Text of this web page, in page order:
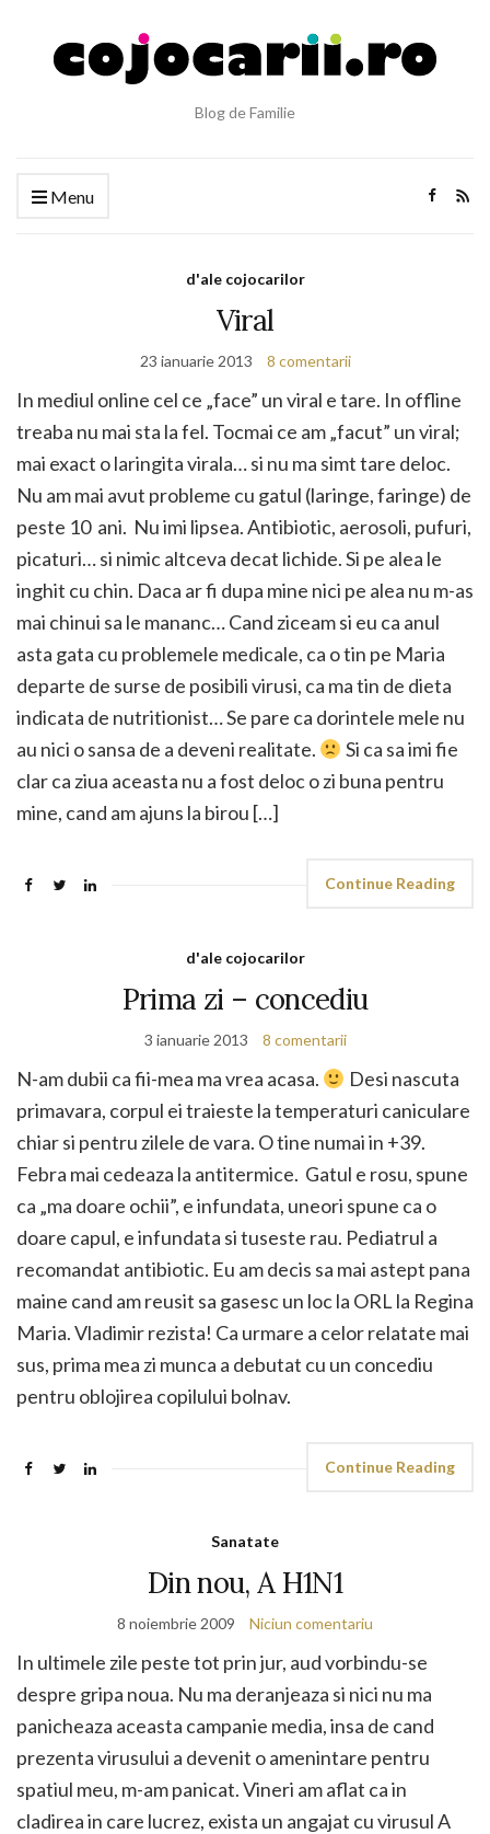
Blog de Familie
Menu
d'ale cojocarilor
Viral
23 ianuarie 2013 8 comentarii
In mediul online cel ce „face” un viral e tare. In offline
treaba nu mai sta la fel. Tocmai ce am „facut” un viral;
mai exact o laringita virala… si nu ma simt tare deloc.
Nu am mai avut probleme cu gatul (laringe, faringe) de
peste 10 ani. Nu imi lipsea. Antibiotic, aerosoli, pufuri,
picaturi… si nimic altceva decat lichide. Si pe alea le
inghit cu chin. Daca ar fi dupa mine nici pe alea nu m-as
mai chinui sa le mananc… Cand ziceam si eu ca anul
asta gata cu problemele medicale, ca o tin pe Maria
departe de surse de posibili virusi, ca ma tin de dieta
indicata de nutritionist… Se pare ca dorintele mele nu
au nici o sansa de a deveni realitate.
Si ca sa imi fie
clar ca ziua aceasta nu a fost deloc o zi buna pentru
mine, cand am ajuns la birou […]
Continue Reading
d'ale cojocarilor
Prima zi – concediu
3 ianuarie 2013 8 comentarii
N-am dubii ca fii-mea ma vrea acasa.
Desi nascuta
primavara, corpul ei traieste la temperaturi caniculare
chiar si pentru zilele de vara. O tine numai in +39.
Febra mai cedeaza la antitermice. Gatul e rosu, spune
ca „ma doare ochii”, e infundata, uneori spune ca o
doare capul, e infundata si tuseste rau. Pediatrul a
recomandat antibiotic. Eu am decis sa mai astept pana
maine cand am reusit sa gasesc un loc la ORL la Regina
Maria. Vladimir rezista! Ca urmare a celor relatate mai
sus, prima mea zi munca a debutat cu un concediu
pentru oblojirea copilului bolnav.
Continue Reading
Sanatate
Din nou, A H1N1
8 noiembrie 2009 Niciun comentariu
In ultimele zile peste tot prin jur, aud vorbindu-se
despre gripa noua. Nu ma deranjeaza si nici nu ma
panicheaza aceasta campanie media, insa de cand
prezenta virusului a devenit o amenintare pentru
spatiul meu, m-am panicat. Vineri am aflat ca in
cladirea in care lucrez, exista un angajat cu virusul A